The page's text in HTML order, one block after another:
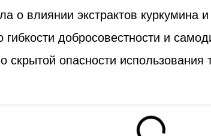
о влиянии экстрактов куркумина
добросовестности и
скрытой опасности